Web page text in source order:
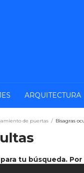
ARQUITECTURA
de puertas / Bisagras
tu búsqueda.